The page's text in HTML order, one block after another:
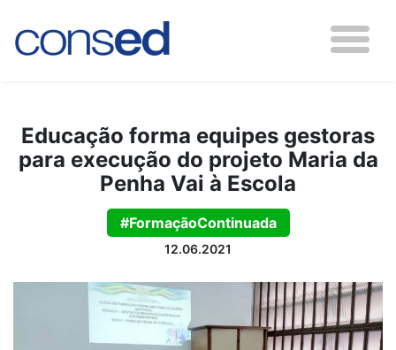
Educação forma equipes gestoras
para execução do projeto Maria da
Penha Vai à Escola
#FormaçãoContinuada
12.06.2021